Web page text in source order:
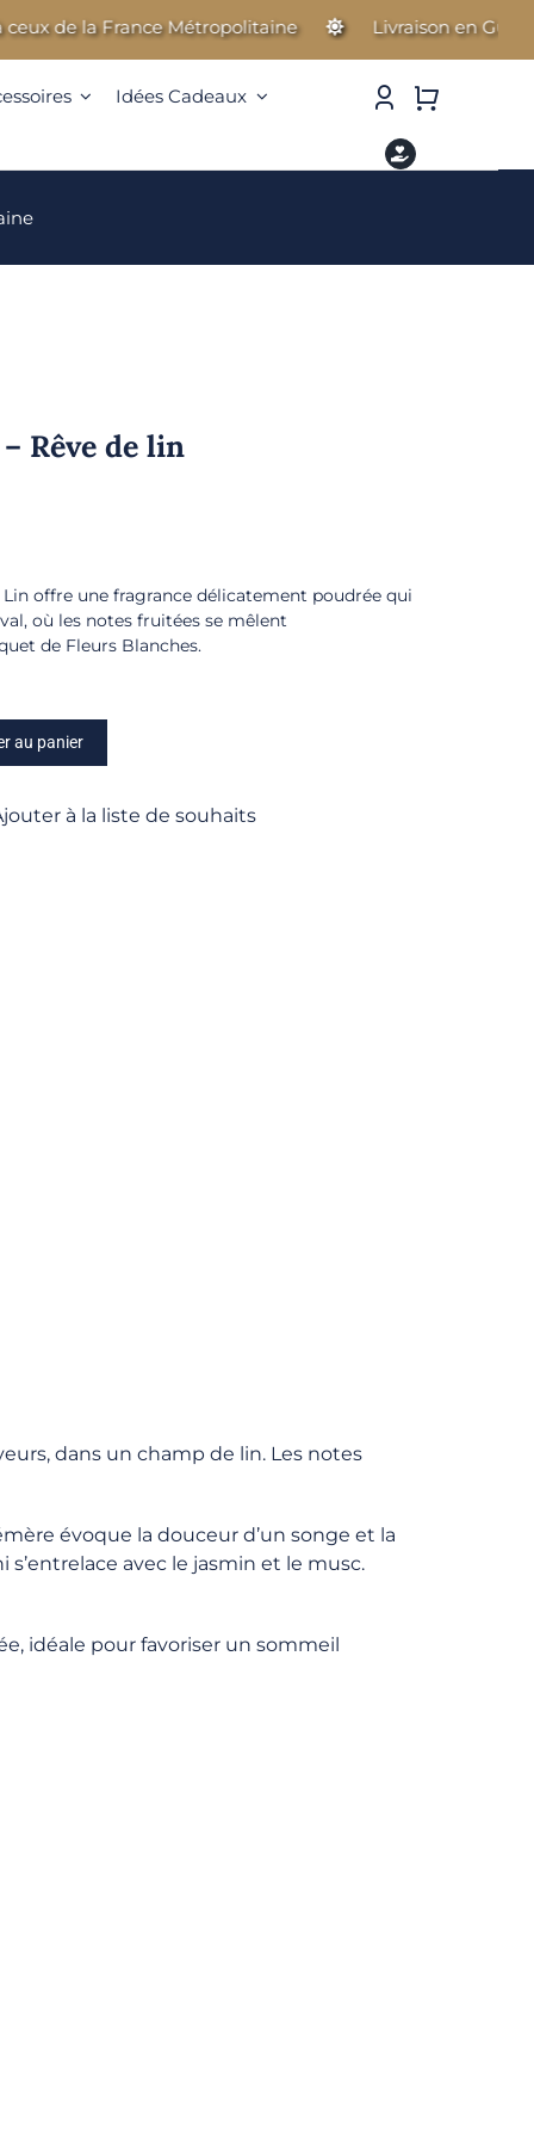
la France Métropolitaine Livraison en
Idées Cadeaux
Rêve de lin
Lin offre une fragrance délicatement poudrée qui
où les notes fruitées se mêlent
de Fleurs Blanches.
au panier
à la liste de souhaits
dans un champ de lin. Les notes
évoque la douceur d’un songe et la
avec le jasmin et le musc.
idéale pour favoriser un sommeil